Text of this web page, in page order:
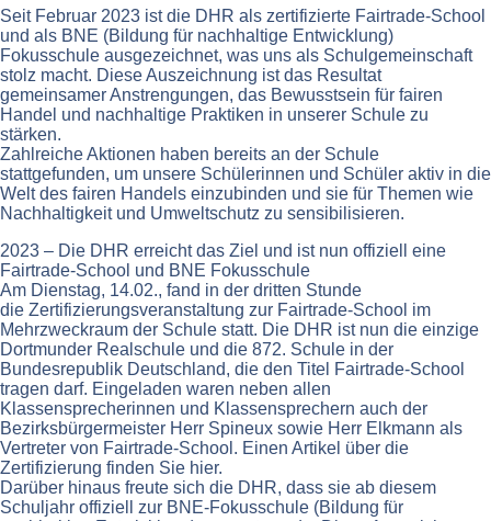
Seit Februar 2023 ist die DHR als zertifizierte Fairtrade-School
und als BNE (Bildung für nachhaltige Entwicklung)
Fokusschule ausgezeichnet, was uns als Schulgemeinschaft
stolz macht. Diese Auszeichnung ist das Resultat
gemeinsamer Anstrengungen, das Bewusstsein für fairen
Handel und nachhaltige Praktiken in unserer Schule zu
stärken.
Zahlreiche Aktionen haben bereits an der Schule
stattgefunden, um unsere Schülerinnen und Schüler aktiv in die
Welt des fairen Handels einzubinden und sie für Themen wie
Nachhaltigkeit und Umweltschutz zu sensibilisieren.
2023 – Die DHR erreicht das Ziel und ist nun offiziell eine
Fairtrade-School und BNE Fokusschule
Am Dienstag, 14.02., fand in der dritten Stunde
die Zertifizierungsveranstaltung zur Fairtrade-School im
Mehrzweckraum der Schule statt. Die DHR ist nun die einzige
Dortmunder Realschule und die 872. Schule in der
Bundesrepublik Deutschland, die den Titel Fairtrade-School
tragen darf. Eingeladen waren neben allen
Klassensprecherinnen und Klassensprechern auch der
Bezirksbürgermeister Herr Spineux sowie Herr Elkmann als
Vertreter von Fairtrade-School. Einen Artikel über die
Zertifizierung finden Sie hier.
Darüber hinaus freute sich die DHR, dass sie ab diesem
Schuljahr offiziell zur BNE-Fokusschule (Bildung für